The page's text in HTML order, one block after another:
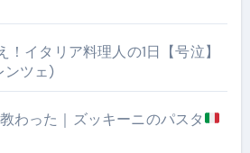
イタリア料理人の1日【号泣】
ンツェ)
わった｜ズッキーニのパスタ